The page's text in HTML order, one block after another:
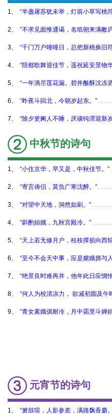
1、 “半盏屠苏犹未举，灯前小草写桃
2、 “不求见面惟通谒，名纸朝来满敝
3、 “千门万户曈曈日，总把新桃换旧
4、 “陪都歌舞迎佳节，遥祝延安景物
5、 “一年滴尽莲花漏。碧井酴酥沈冻
6、 “昨夜斗回北，今朝岁起东。”
7、 “除夕更阑人不睡，厌禳钝滞迎新
中秋节的诗句
1、 “小住京华，早又是，中秋佳节。”
2、 “寄言俦侣，莫负广寒沈醉。”
3、 “对望中天地，洞然如刷。”…………
4、 “斟酌姮娥，九秋宫殿冷。”…………
5、 “天上若无修月户，桂枝撑损向西
6、 “至今不会天中事，应是嫦娥掷与
7、 “绝景良时难再并，他年此日应惆
8、 “何人为校清凉力， 欲减初圆及午
9、 “青女素娥俱耐冷，月中霜里斗婵
元宵节的诗句
1、 “箫鼓喧，人影参差，满路飘香麝